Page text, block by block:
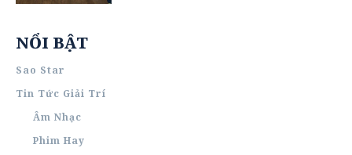
NỔI BẬT
Sao Star
Tin Tức Giải Trí
Âm Nhạc
Phim Hay